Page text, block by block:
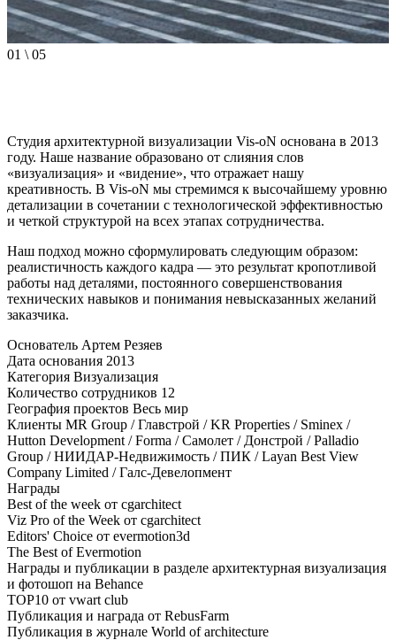
01 \ 05
Студия архитектурной визуализации Vis-oN основана в 2013
году. Наше название образовано от слияния слов
«визуализация» и «видение», что отражает нашу
креативность. В Vis-oN мы стремимся к высочайшему уровню
детализации в сочетании с технологической эффективностью
и четкой структурой на всех этапах сотрудничества.
Наш подход можно сформулировать следующим образом:
реалистичность каждого кадра — это результат кропотливой
работы над деталями, постоянного совершенствования
технических навыков и понимания невысказанных желаний
заказчика.
Основатель Артем Резяев
Дата основания 2013
Категория Визуализация
Количество сотрудников 12
География проектов Весь мир
Клиенты MR Group / Главстрой / KR Properties / Sminex /
Hutton Development / Forma / Самолет / Донстрой / Palladio
Group / НИИДАР-Недвижимость / ПИК / Layan Best View
Company Limited / Галс-Девелопмент
Награды
Best of the week от cgarchitect
Viz Pro of the Week от cgarchitect
Editors' Choice от evermotion3d
The Best of Evermotion
Награды и публикации в разделе архитектурная визуализация
и фотошоп на Behance
TOP10 от vwart club
Публикация и награда от RebusFarm
Публикация в журнале World of architecture